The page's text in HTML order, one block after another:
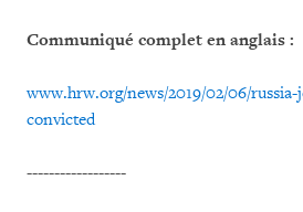
Communiqué complet en anglais :
www.hrw.org/news/2019/02/06/russia-
convicted
------------------